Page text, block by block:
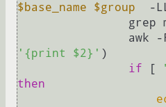
$base_name
$group
-
'{print $2}' )
if [
then